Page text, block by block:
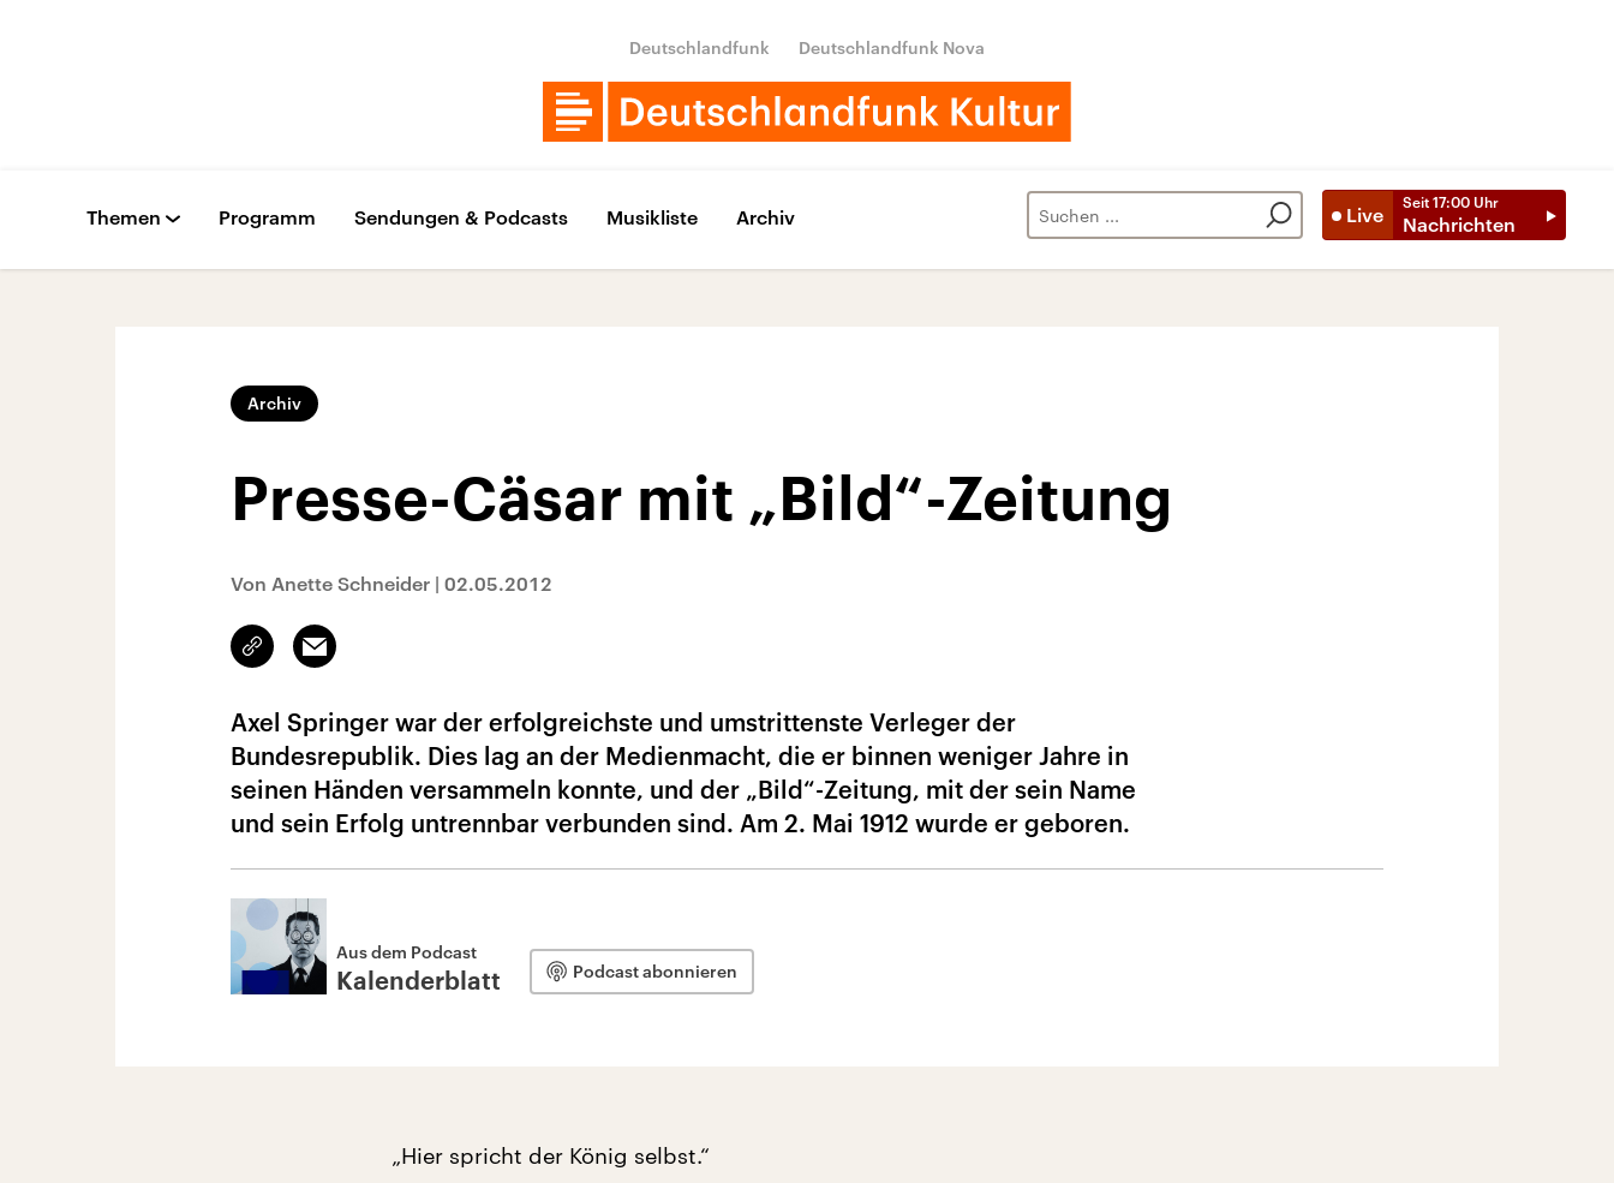
Deutschlandfunk Deutschlandfunk Nova
Live
Seit 17:00 Uhr
Nachrichten
Themen Programm Sendungen & Podcasts Musikliste Archiv
Archiv
Presse-Cäsar mit „Bild“-Zeitung
Von Anette Schneider | 02.05.2012
Link
kopieren/teilen
Email
Axel Springer war der erfolgreichste und umstrittenste Verleger der
Bundesrepublik. Dies lag an der Medienmacht, die er binnen weniger Jahre in
seinen Händen versammeln konnte, und der „Bild“-Zeitung, mit der sein Name
und sein Erfolg untrennbar verbunden sind. Am 2. Mai 1912 wurde er geboren.
Aus dem Podcast
Kalenderblatt Podcast abonnieren
„Hier spricht der König selbst.“